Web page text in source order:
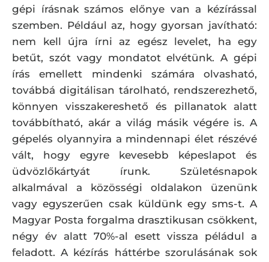
gépi írásnak számos előnye van a kézírással
szemben. Például az, hogy gyorsan javítható:
nem kell újra írni az egész levelet, ha egy
betűt, szót vagy mondatot elvétünk. A gépi
írás emellett mindenki számára olvasható,
továbbá digitálisan tárolható, rendszerezhető,
könnyen visszakereshető és pillanatok alatt
továbbítható, akár a világ másik végére is. A
gépelés olyannyira a mindennapi élet részévé
vált, hogy egyre kevesebb képeslapot és
üdvözlőkártyát írunk. Születésnapok
alkalmával a közösségi oldalakon üzenünk
vagy egyszerűen csak küldünk egy sms-t. A
Magyar Posta forgalma drasztikusan csökkent,
négy év alatt 70%-al esett vissza péládul a
feladott. A kézírás háttérbe szorulásának sok